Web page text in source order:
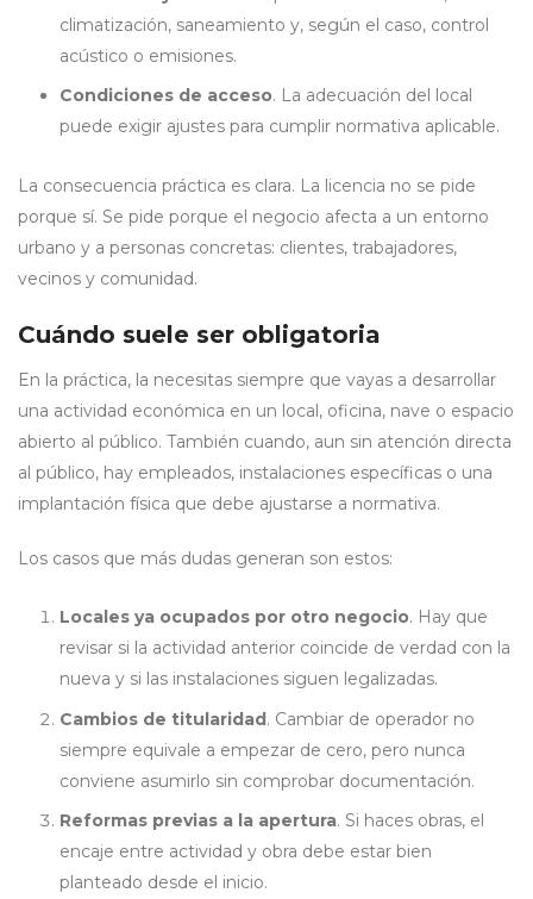
climatización, saneamiento y, según el caso, control
acústico o emisiones.
Condiciones de acceso. La adecuación del local
puede exigir ajustes para cumplir normativa aplicable.
La consecuencia práctica es clara. La licencia no se pide
porque sí. Se pide porque el negocio afecta a un entorno
urbano y a personas concretas: clientes, trabajadores,
vecinos y comunidad.
Cuándo suele ser obligatoria
En la práctica, la necesitas siempre que vayas a desarrollar
una actividad económica en un local, oficina, nave o espacio
abierto al público. También cuando, aun sin atención directa
al público, hay empleados, instalaciones específicas o una
implantación física que debe ajustarse a normativa.
Los casos que más dudas generan son estos:
Locales ya ocupados por otro negocio. Hay que
revisar si la actividad anterior coincide de verdad con la
nueva y si las instalaciones siguen legalizadas.
Cambios de titularidad. Cambiar de operador no
siempre equivale a empezar de cero, pero nunca
conviene asumirlo sin comprobar documentación.
Reformas previas a la apertura. Si haces obras, el
encaje entre actividad y obra debe estar bien
planteado desde el inicio.